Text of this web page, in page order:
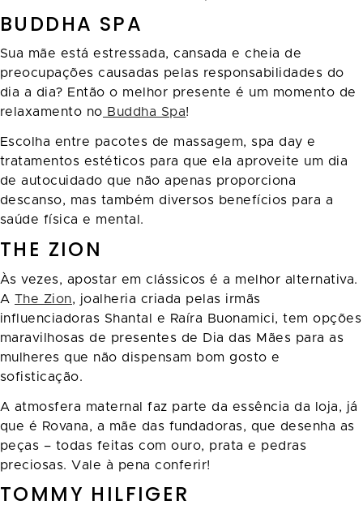
BUDDHA SPA
Sua mãe está estressada, cansada e cheia de
preocupações causadas pelas responsabilidades do
dia a dia? Então o melhor presente é um momento de
relaxamento no Buddha Spa!
Escolha entre pacotes de massagem, spa day e
tratamentos estéticos para que ela aproveite um dia
de autocuidado que não apenas proporciona
descanso, mas também diversos benefícios para a
saúde física e mental.
THE ZION
Às vezes, apostar em clássicos é a melhor alternativa.
A The Zion, joalheria criada pelas irmãs
influenciadoras Shantal e Raíra Buonamici, tem opções
maravilhosas de presentes de Dia das Mães para as
mulheres que não dispensam bom gosto e
sofisticação.
A atmosfera maternal faz parte da essência da loja, já
que é Rovana, a mãe das fundadoras, que desenha as
peças – todas feitas com ouro, prata e pedras
preciosas. Vale à pena conferir!
TOMMY HILFIGER